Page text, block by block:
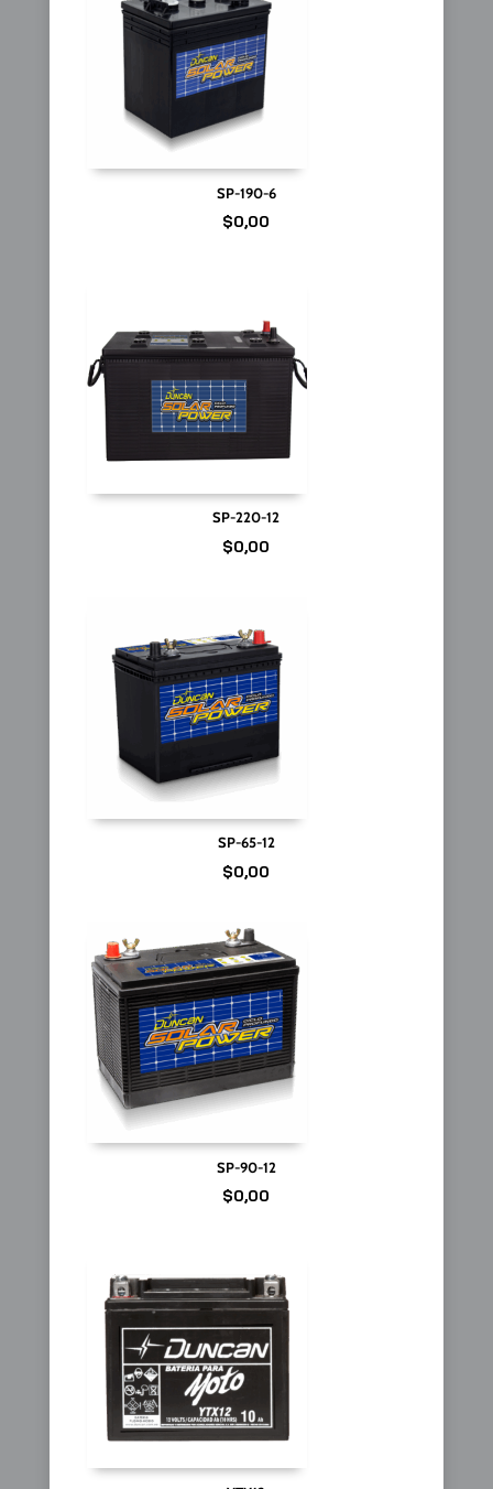
SP-190-6
$0,00
SP-220-12
$0,00
SP-65-12
$0,00
SP-90-12
$0,00